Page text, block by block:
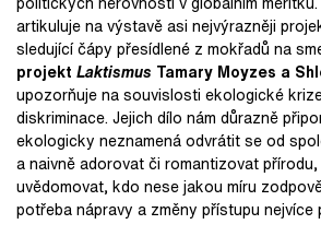
artikuluje na výstavě asi nejvýrazněji
sledující čápy přesídlené z mokřadů na
projekt Laktismus Tamary Moyzes a
upozorňuje na souvislosti ekologické
diskriminace. Jejich dílo nám důrazně
ekologicky neznamená odvrátit se od
a naivně adorovat či romantizovat
uvědomovat, kdo nese jakou míru
potřeba nápravy a změny přístupu nejvíce